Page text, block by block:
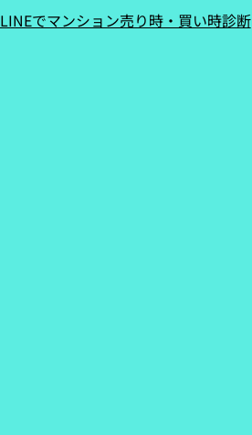
LINEでマンション売り時・買い時診断